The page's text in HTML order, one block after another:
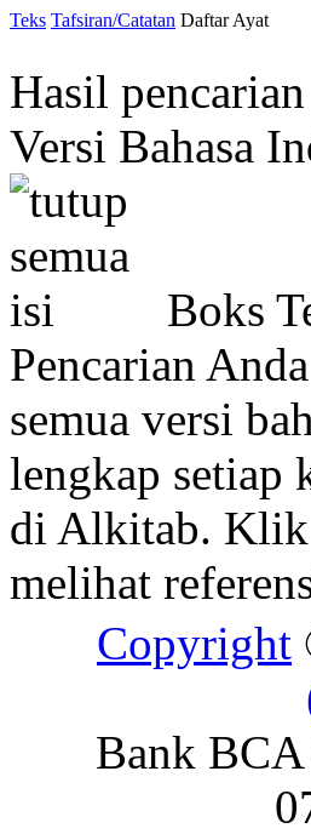
Teks Tafsiran/Catatan Daftar Ayat
Hasil pencarian
Versi Bahasa
Boks
Pencarian
semua versi
lengkap setiap
di Alkitab. Klik
melihat
Copyright
Bank BCA